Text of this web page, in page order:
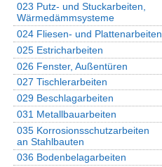
023 Putz- und Stuckarbeiten,
Wärmedämmsysteme
024 Fliesen- und Plattenarbeiten
025 Estricharbeiten
026 Fenster, Außentüren
027 Tischlerarbeiten
029 Beschlagarbeiten
031 Metallbauarbeiten
035 Korrosionsschutzarbeiten
an Stahlbauten
036 Bodenbelagarbeiten